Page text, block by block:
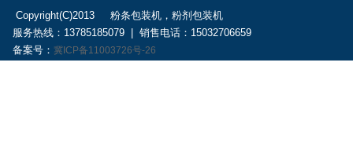
Copyright(C)2013 粉条包装机，粉剂包装机
服务热线：13785185079 | 销售电话：15032706659
备案号： 冀ICP备11003726号-26